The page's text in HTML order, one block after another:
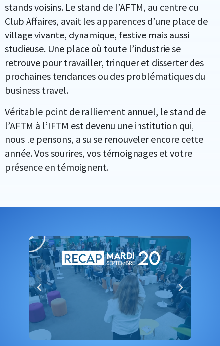
stands voisins. Le stand de l’AFTM, au centre du
Club Affaires, avait les apparences d’une place de
village vivante, dynamique, festive mais aussi
studieuse. Une place où toute l’industrie se
retrouve pour travailler, trinquer et disserter des
prochaines tendances ou des problématiques du
business travel.
Véritable point de ralliement annuel, le stand de
l’AFTM à l’IFTM est devenu une institution qui,
nous le pensons, a su se renouveler encore cette
année. Vos sourires, vos témoignages et votre
présence en témoignent.